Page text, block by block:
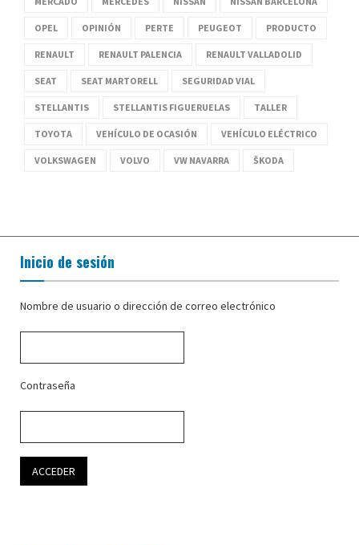
OPEL OPINIÓN PERTE PEUGEOT PRODUCTO
RENAULT RENAULT PALENCIA RENAULT VALLADOLID
SEAT SEAT MARTORELL SEGURIDAD VIAL
STELLANTIS STELLANTIS FIGUERUELAS TALLER
TOYOTA VEHÍCULO DE OCASIÓN VEHÍCULO ELÉCTRICO
VOLKSWAGEN VOLVO VW NAVARRA ŠKODA
Inicio de sesión
Nombre de usuario o dirección de correo electrónico
Contraseña